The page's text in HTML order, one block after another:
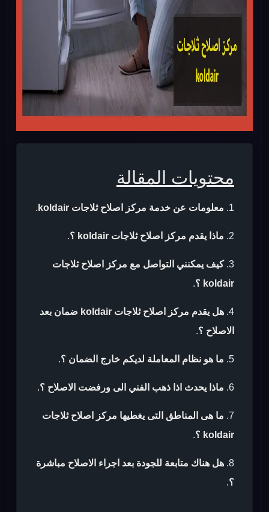
محتويات المقالة
معلومات عن خدمة مركز اصلاح ثلاجات koldair .
ماذا يقدم مركز اصلاح ثلاجات koldair ؟ .
كيف يمكنني التواصل مع مركز اصلاح ثلاجات
koldair ؟
.
هل يقدم مركز اصلاح ثلاجات koldair ضمان بعد
الاصلاح ؟.
ما هو نظام المعاملة لديكم خارج الضمان ؟.
ماذا يحدث اذا ذهب الفني الى ورفضت الاصلاح ؟.
ما هى المناطق التى يغطيها مركز اصلاح ثلاجات
koldair ؟
.
هل هناك متابعة للجودة بعد اجراء الاصلاح مباشرة
؟.